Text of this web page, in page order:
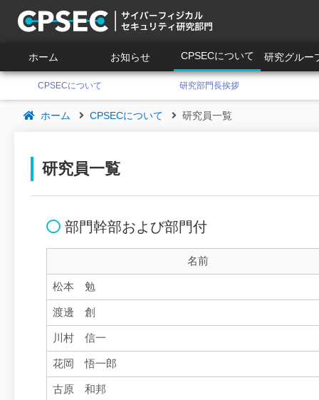
ホーム お知らせ CPSECについて 研究グルー
CPSECについて 研究部門長挨拶
ホーム CPSECについて 研究員一覧
研究員一覧
部門幹部および部門付
名前
松本 勉
渡邊 創
川村 信一
花岡 悟一郎
古原 和邦